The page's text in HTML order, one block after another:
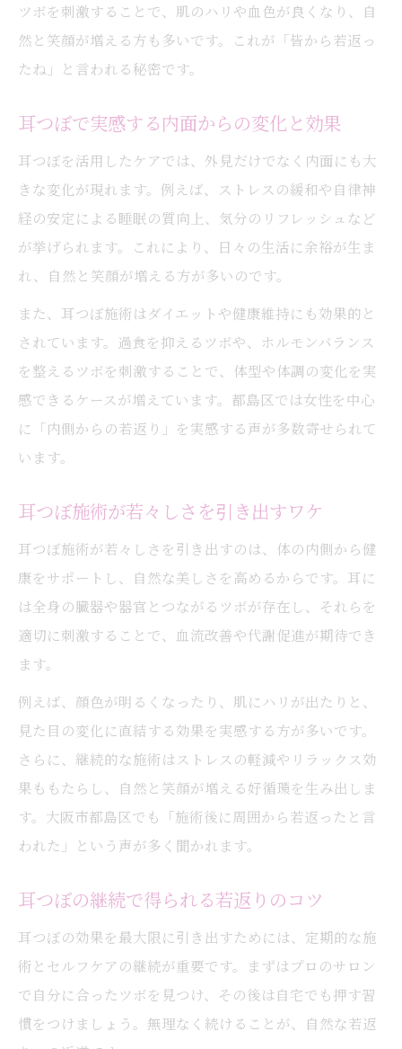
ツボを刺激することで、肌のハリや血色が良くなり、自
然と笑顔が増える方も多いです。これが「皆から若返っ
たね」と言われる秘密です。
耳つぼで実感する内面からの変化と効果
耳つぼを活用したケアでは、外見だけでなく内面にも大
きな変化が現れます。例えば、ストレスの緩和や自律神
経の安定による睡眠の質向上、気分のリフレッシュなど
が挙げられます。これにより、日々の生活に余裕が生ま
れ、自然と笑顔が増える方が多いのです。
また、耳つぼ施術はダイエットや健康維持にも効果的と
されています。過食を抑えるツボや、ホルモンバランス
を整えるツボを刺激することで、体型や体調の変化を実
感できるケースが増えています。都島区では女性を中心
に「内側からの若返り」を実感する声が多数寄せられて
います。
耳つぼ施術が若々しさを引き出すワケ
耳つぼ施術が若々しさを引き出すのは、体の内側から健
康をサポートし、自然な美しさを高めるからです。耳に
は全身の臓器や器官とつながるツボが存在し、それらを
適切に刺激することで、血流改善や代謝促進が期待でき
ます。
例えば、顔色が明るくなったり、肌にハリが出たりと、
見た目の変化に直結する効果を実感する方が多いです。
さらに、継続的な施術はストレスの軽減やリラックス効
果ももたらし、自然と笑顔が増える好循環を生み出しま
す。大阪市都島区でも「施術後に周囲から若返ったと言
われた」という声が多く聞かれます。
耳つぼの継続で得られる若返りのコツ
耳つぼの効果を最大限に引き出すためには、定期的な施
術とセルフケアの継続が重要です。まずはプロのサロン
で自分に合ったツボを見つけ、その後は自宅でも押す習
慣をつけましょう。無理なく続けることが、自然な若返